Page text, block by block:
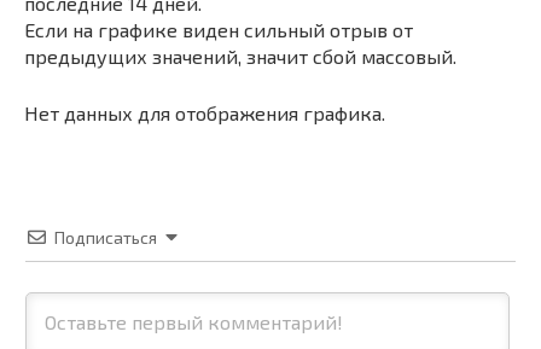
Если на графике виден сильный отрыв от
предыдущих значений, значит сбой массовый.
Нет данных для отображения графика.
Подписаться